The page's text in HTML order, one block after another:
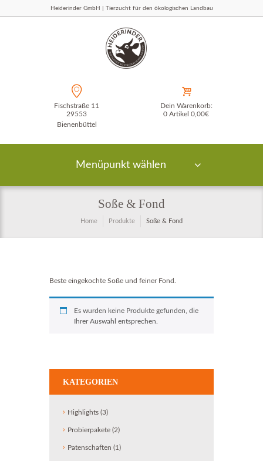
Heiderinder GmbH | Tierzucht für den ökologischen Landbau
Dein Warenkorb:
0 Artikel 0,00€
Fischstraße 11
29553
Bienenbüttel
Menüpunkt wählen
Soße & Fond
Home Produkte Soße & Fond
Beste eingekochte Soße und feiner Fond.
Es wurden keine Produkte gefunden, die
Ihrer Auswahl entsprechen.
KATEGORIEN
Highlights (3)
Probierpakete (2)
Patenschaften (1)